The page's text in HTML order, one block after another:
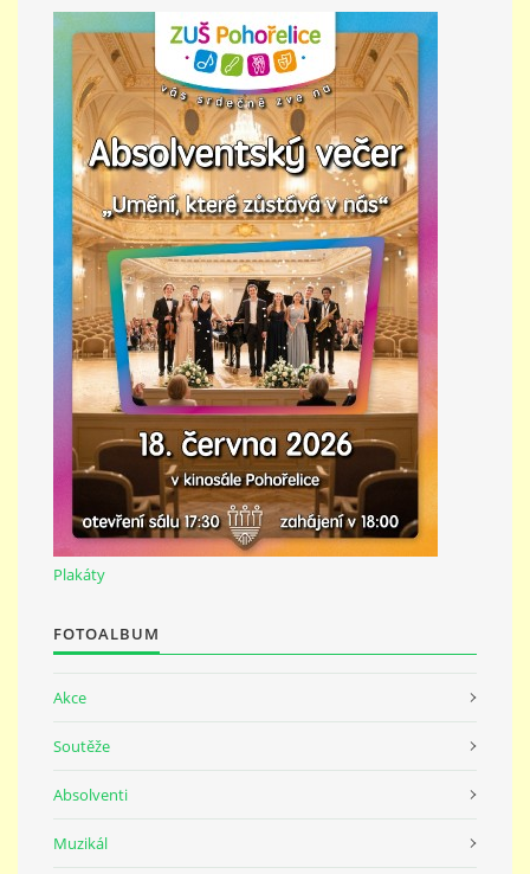
DOTACE
GDPR
ZUŠ Pohořelice
Školní 462
Pohořelice
691 23
© 2026 eStránky.cz |Tisk|Nahoru ↑
Plakáty
FOTOALBUM
Akce
Soutěže
Absolventi
Muzikál